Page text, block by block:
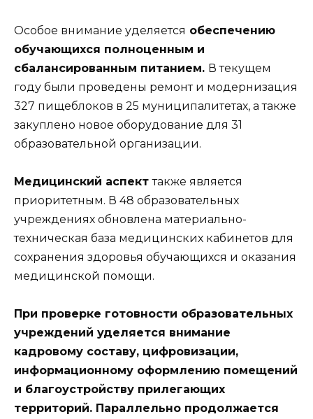
Особое внимание уделяется обеспечению
обучающихся полноценным и
сбалансированным питанием. В текущем
году были проведены ремонт и модернизация
327 пищеблоков в 25 муниципалитетах, а также
закуплено новое оборудование для 31
образовательной организации.
Медицинский аспекттакже является
приоритетным. В 48 образовательных
учреждениях обновлена материально-
техническая база медицинских кабинетов для
сохранения здоровья обучающихся и оказания
медицинской помощи.
При проверке готовности образовательных
учреждений уделяется внимание
кадровому составу, цифровизации,
информационному оформлению помещений
и благоустройству прилегающих
территорий. Параллельно продолжается